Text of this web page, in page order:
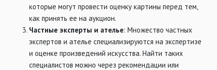
которые могут провести оценку картины перед тем,
как принять ее на аукцион.
Частные эксперты и ателье: Множество частных
экспертов и ателье специализируются на экспертизе
и оценке произведений искусства. Найти таких
специалистов можно через рекомендации или